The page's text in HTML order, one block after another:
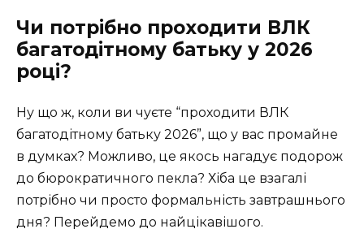
Чи потрібно проходити ВЛК
багатодітному батьку у 2026
році?
Ну що ж, коли ви чуєте “проходити ВЛК
багатодітному батьку 2026”, що у вас промайне
в думках? Можливо, це якось нагадує подорож
до бюрократичного пекла? Хіба це взагалі
потрібно чи просто формальність завтрашнього
дня? Перейдемо до найцікавішого.